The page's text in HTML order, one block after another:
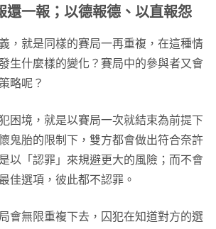
還一報；以德報德、以直報怨
，就是同樣的賽局一再重複，在這種情
生什麼樣的變化？賽局中的參與者又會
略呢？
困境，就是以賽局一次就結束為前提下
鬼胎的限制下，雙方都會做出符合奈許
以「認罪」來規避更大的風險；而不會
佳選項，彼此都不認罪。
會無限重複下去，囚犯在知道對方的選